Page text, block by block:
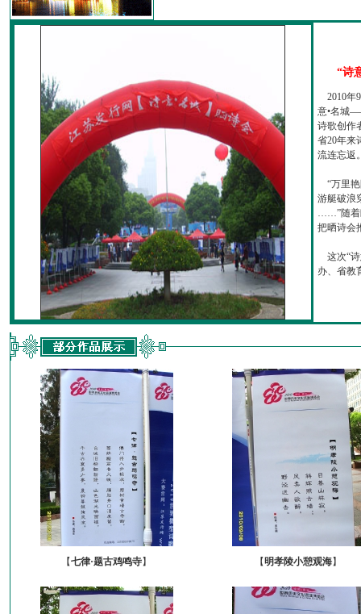
“诗
2010年
意•名城
诗歌创作
省20年来
流连忘返
“万里艳
游艇破浪
……”随着
把晒诗会
这次“诗
办、省教
【七律·题古鸡鸣寺】 【明孝陵小憩观海】